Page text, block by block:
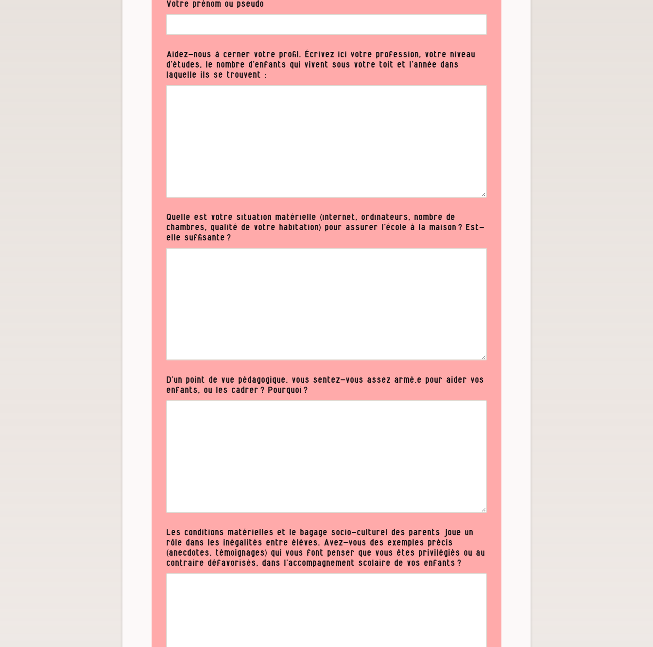
Votre prénom ou pseudo
Aidez-nous à cerner votre profil. Écrivez ici votre profession, votre niveau
d’études, le nombre d’enfants qui vivent sous votre toit et l’année dans
laquelle ils se trouvent :
Quelle est votre situation matérielle (internet, ordinateurs, nombre de
chambres, qualité de votre habitation) pour assurer l’école à la maison ? Est-
elle suffisante ?
D’un point de vue pédagogique, vous sentez-vous assez armé.e pour aider vos
enfants, ou les cadrer ? Pourquoi ?
Les conditions matérielles et le bagage socio-culturel des parents joue un
rôle dans les inégalités entre élèves. Avez-vous des exemples précis
(anecdotes, témoignages) qui vous font penser que vous êtes privilégiés ou au
contraire défavorisés, dans l’accompagnement scolaire de vos enfants ?